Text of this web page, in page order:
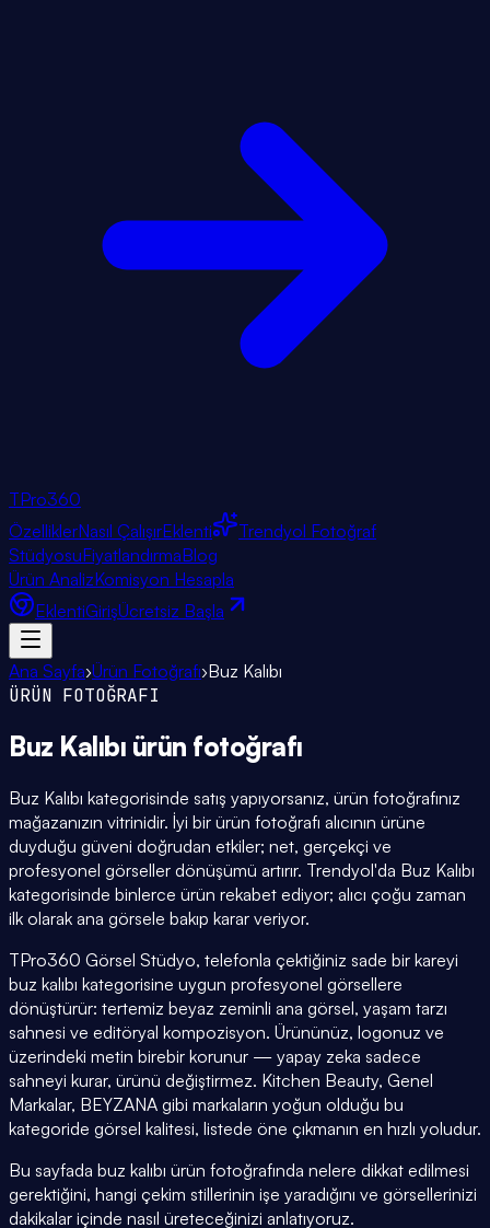
TPro360
ÖzelliklerNasıl ÇalışırEklenti
Trendyol Fotoğraf
StüdyosuFiyatlandırmaBlog
Ürün AnalizKomisyon Hesapla
EklentiGirişÜcretsiz Başla
Ana Sayfa›Ürün Fotoğrafı›Buz Kalıbı
ÜRÜN FOTOĞRAFI
Buz Kalıbı ürün fotoğrafı
Buz Kalıbı kategorisinde satış yapıyorsanız, ürün fotoğrafınız
mağazanızın vitrinidir. İyi bir ürün fotoğrafı alıcının ürüne
duyduğu güveni doğrudan etkiler; net, gerçekçi ve
profesyonel görseller dönüşümü artırır. Trendyol'da Buz Kalıbı
kategorisinde binlerce ürün rekabet ediyor; alıcı çoğu zaman
ilk olarak ana görsele bakıp karar veriyor.
TPro360 Görsel Stüdyo, telefonla çektiğiniz sade bir kareyi
buz kalıbı kategorisine uygun profesyonel görsellere
dönüştürür: tertemiz beyaz zeminli ana görsel, yaşam tarzı
sahnesi ve editöryal kompozisyon. Ürününüz, logonuz ve
üzerindeki metin birebir korunur — yapay zeka sadece
sahneyi kurar, ürünü değiştirmez. Kitchen Beauty, Genel
Markalar, BEYZANA gibi markaların yoğun olduğu bu
kategoride görsel kalitesi, listede öne çıkmanın en hızlı yoludur.
Bu sayfada buz kalıbı ürün fotoğrafında nelere dikkat edilmesi
gerektiğini, hangi çekim stillerinin işe yaradığını ve görsellerinizi
dakikalar içinde nasıl üreteceğinizi anlatıyoruz.